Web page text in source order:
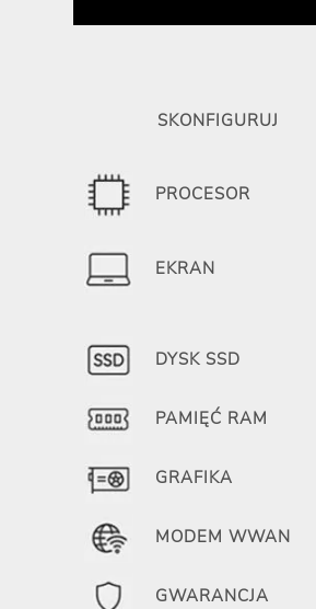
SKONFIGURUJ
PROCESOR
EKRAN
DYSK SSD
PAMIĘĆ RAM
GRAFIKA
MODEM WWAN
GWARANCJA